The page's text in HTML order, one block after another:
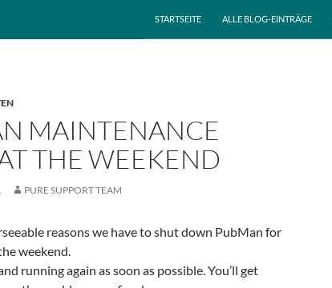
STARTSEITE
ALLE BLOG-EINTRÄGE
MAINTENANCE
THE WEEKEND
PURE SUPPORT TEAM
reasons we have to shut down PubMan for
weekend.
running again as soon as possible. You’ll get